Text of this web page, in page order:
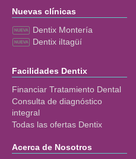
Nuevas clínicas
Dentix Montería
Dentix iItagüí
Facilidades Dentix
Financiar Tratamiento Dental
Consulta de diagnóstico
integral
Todas las ofertas Dentix
Acerca de Nosotros